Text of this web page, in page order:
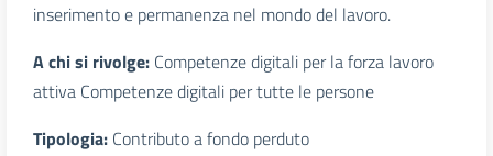
inserimento e permanenza nel mondo del lavoro.
A chi si rivolge: Competenze digitali per la forza lavoro
attiva Competenze digitali per tutte le persone
Tipologia: Contributo a fondo perduto